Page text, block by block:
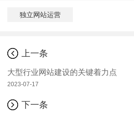
独立网站运营
上一条
大型行业网站建设的关键着力点
2023-07-17
下一条